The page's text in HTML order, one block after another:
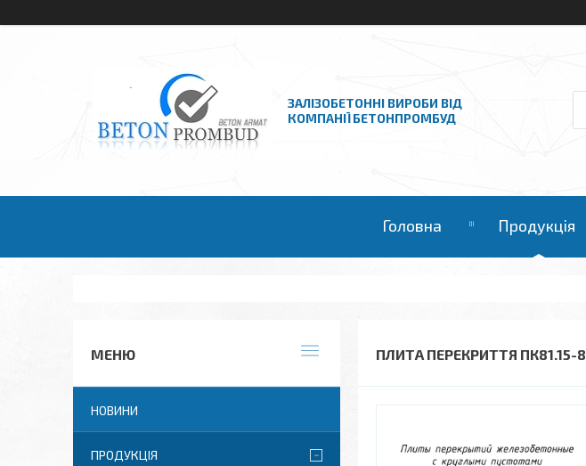
ЗАЛІЗОБЕТОННІ ВИРОБИ ВІД
КОМПАНІЇ БЕТОНПРОМБУД
Головна Продукція
ПЛИТА ПЕРЕКРИТТЯ ПК81.15-8
НОВИНИ
ПРОДУКЦІЯ